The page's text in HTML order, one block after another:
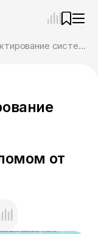
Онлайн курс Проектирование систем вентиляции и кондиционирования: переподготовка с дипломом от НЦПО
от
Подберу
вашим
вопросов,